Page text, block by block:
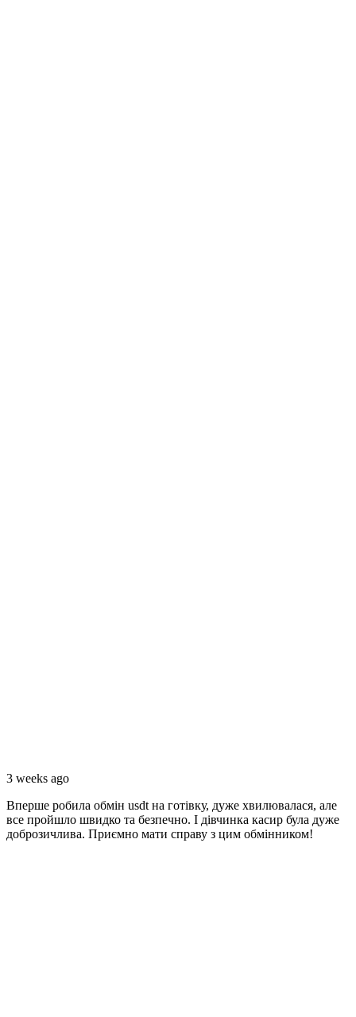
3 weeks ago
Вперше робила обмiн usdt на готівку, дуже хвилювалася, але
все пройшло швидко та безпечно. I дівчинка касир була дуже
доброзичлива. Приємно мати справу з цим обмінником!